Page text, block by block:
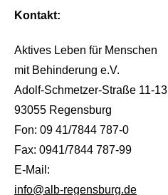
Kontakt:
Aktives Leben für Menschen
mit Behinderung e.V.
Adolf-Schmetzer-Straße 11-13
93055 Regensburg
Fon: 09 41/7844 787-0
Fax: 0941/7844 787-99
E-Mail:
info@alb-regensburg.de